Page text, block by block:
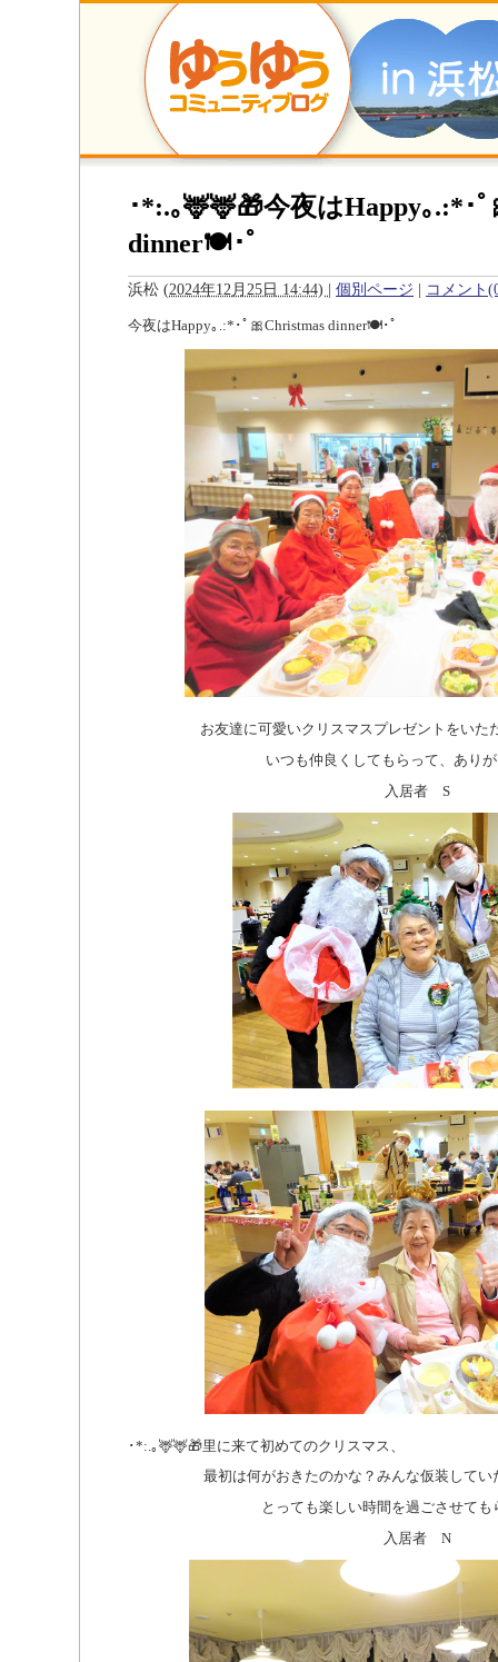
･*:.｡🦌🦌🎁今夜はHappy｡.:*･
dinner🍽･ﾟ
浜松 (2024年12月25日 14:44) | 個別ページ | コメント
今夜はHappy｡.:*･ﾟ🎀Christmas dinner🍽･ﾟ
お友達に可愛いクリスマスプレゼントをいた
いつも仲良くしてもらって、あり
入居者 S
･*:.｡🦌🦌🎁里に来て初めてのクリスマス、
最初は何がおきたのかな？みんな仮装してい
とっても楽しい時間を過ごさせても
入居者 N